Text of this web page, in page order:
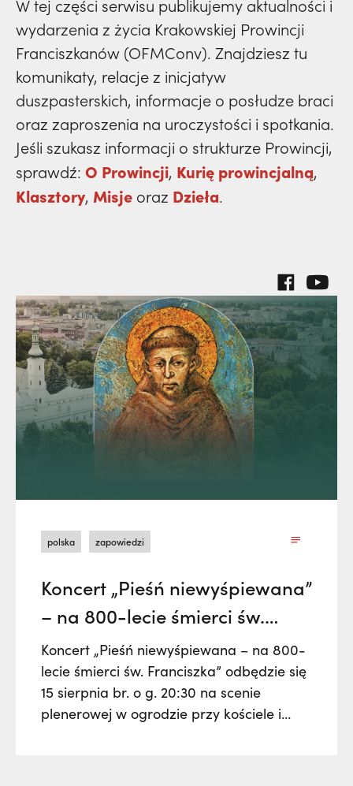
klasztory
kuria prowincjalna
ochrona małoletnich
święci
dzieła
misje
klasztory
kuria prowincjalna
ochrona małoletnich
powołanie
dzieła
misje
klasztory
kuria prowincjalna
wydarzenia
prowincja
powołanie
dzieła
misje
klasztory
polskich misjonarzy? | JESTEM,Nie
wiedziała, że żegna go na zawsze | JESTEM
W tej części serwisu publikujemy aktualności i
wydarzenia z życia Krakowskiej Prowincji
Franciszkanów (OFMConv). Znajdziesz tu
komunikaty, relacje z inicjatyw
duszpasterskich, informacje o posłudze braci
oraz zaproszenia na uroczystości i spotkania.
Jeśli szukasz informacji o strukturze Prowincji,
sprawdź: O Prowincji, Kurię prowincjalną,
Klasztory, Misje oraz Dzieła.
polska zapowiedzi
Koncert „Pieśń niewyśpiewana”
– na 800-lecie śmierci św.
Franciszka
Koncert „Pieśń niewyśpiewana – na 800-
lecie śmierci św. Franciszka” odbędzie się
15 sierpnia br. o g. 20:30 na scenie
plenerowej w ogrodzie przy kościele i